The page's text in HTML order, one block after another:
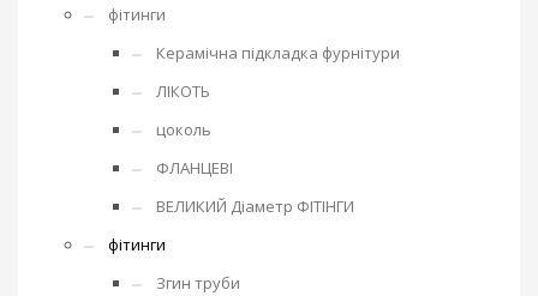
фітинги
Керамічна підкладка фурнітури
ЛІКОТЬ
цоколь
ФЛАНЦЕВІ
ВЕЛИКИЙ Діаметр ФІТІНГИ
фітинги
Згин труби